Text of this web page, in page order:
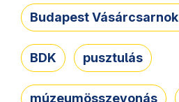
Budapest
BDK pusztulás
múzeumösszevonás